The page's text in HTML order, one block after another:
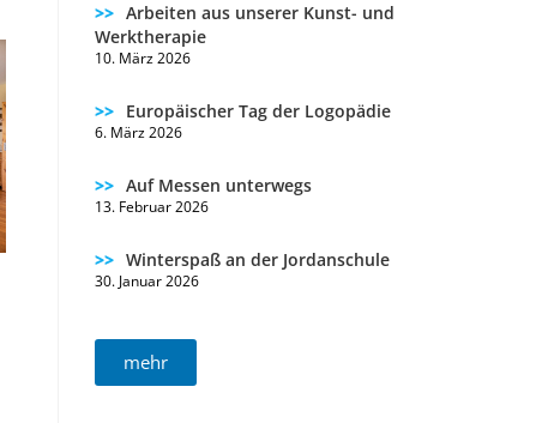
Arbeiten aus unserer Kunst- und
Werktherapie
10. März 2026
Europäischer Tag der Logopädie
6. März 2026
Auf Messen unterwegs
13. Februar 2026
Winterspaß an der Jordanschule ️
30. Januar 2026
mehr